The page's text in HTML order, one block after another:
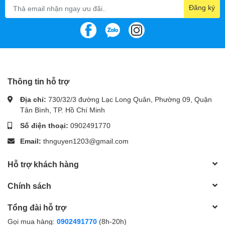
Đăng ký
Thông tin hỗ trợ
Địa chỉ: 730/32/3 đường Lạc Long Quân, Phường 09, Quận
Tân Bình, TP. Hồ Chí Minh
Số điện thoại: 0902491770
Email: thnguyen1203@gmail.com
Hỗ trợ khách hàng
Chính sách
Tổng đài hỗ trợ
Gọi mua hàng: 0902491770 (8h-20h)